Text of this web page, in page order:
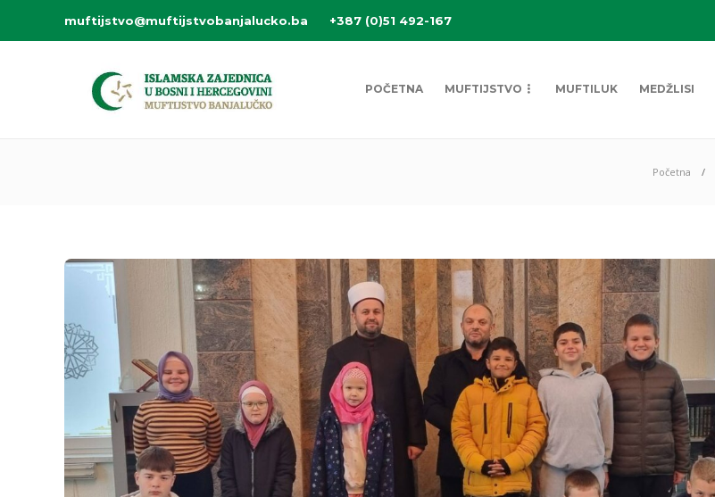
muftijstvo@muftijstvobanjalucko.ba +387 (0)51 492-167
POČETNA MUFTIJSTVO MUFTILUK MEDŽLISI
Početna